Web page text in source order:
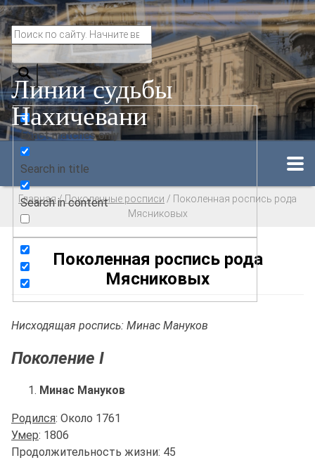
Линии судьбы
Нахичевани
Exact matches only
Search in title
Search in content
Главная/Поколенные росписи / Поколенная роспись рода
Мясниковых
Поколенная роспись рода
Мясниковых
Нисходящая роспись: Минас Мануков
Поколение I
Минас Мануков
Родился: Около 1761
Умер: 1806
Продолжительность жизни: 45